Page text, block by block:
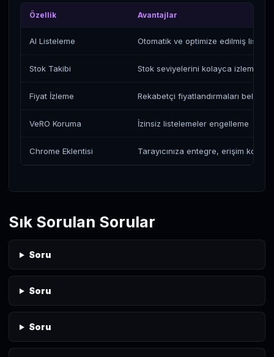
Özellik Avantajlar
AI Listeleme Otomatik ve optimize edilmiş
Stok Takibi Stok seviyelerini kolayca izleme
Fiyat İzleme Rekabetçi fiyatlandırmaları
VeRO Koruma İzinsiz listelemeler engelleme
Chrome Eklentisi Tarayıcınıza entegre, erişim
Sık Sorulan Sorular
Soru
Soru
Soru